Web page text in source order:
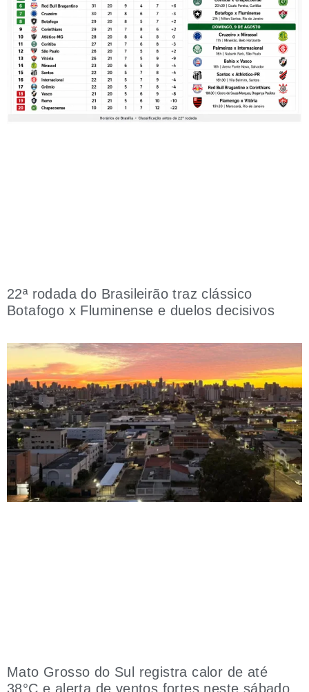
22ª rodada do Brasileirão traz clássico
Botafogo x Fluminense e duelos decisivos
Mato Grosso do Sul registra calor de até
38°C e alerta de ventos fortes neste sábado